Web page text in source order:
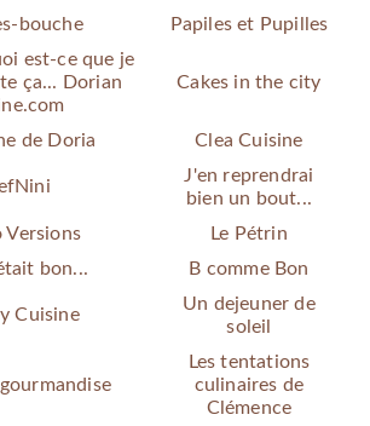
bouche
Papiles et Pupilles
est-ce que je
ça... Dorian
Cakes in the city
de Doria Clea Cuisine
J'en reprendrai
bien un bout...
Versions
Le Pétrin
bon...
B comme Bon
Cuisine
Un dejeuner de
soleil
Les tentations
culinaires de
Clémence